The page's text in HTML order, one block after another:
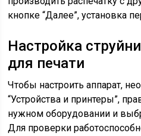
кнопке “Далее”, установка
Настройка
для печати
Чтобы настроить аппарат,
“Устройства и принтеры”,
нужном оборудовании и
Для проверки